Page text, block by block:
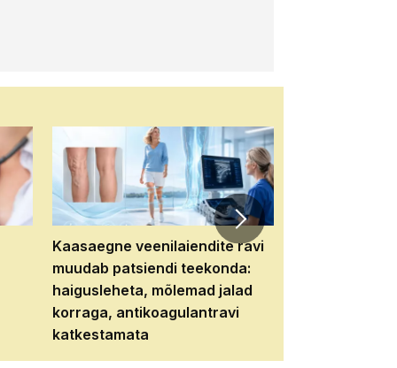
Kaasaegne veenilaiendite ravi
muudab patsiendi teekonda:
haigusleheta, mõlemad jalad
korraga, antikoagulantravi
katkestamata